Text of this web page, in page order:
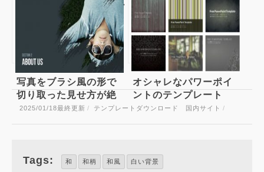
iNFUSE パワーポイン
トテンプレート
シンプルだけどおしゃ
れなミニマルデザイン
の国産パワーポイント
テンプレート
POLARIS
写真をブラシ風の形で
切り取った見せ方が絶
妙におしゃれな国産パ
オシャレなパワーポイ
ントのテンプレート
（商用利用OK無料）
2025/01/18最終更新 / テンプレートダウンロード 国内サイト /
Tags: 和 和柄 和風 白い背景